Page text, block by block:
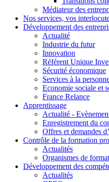
Médiateur des
Nos services, vos
Développement des
Actualité
Industrie du futur
Innovation
Référent Unique
Sécurité économique
Services à la
Economie sociale et
France Relance
Apprentissage
Actualité -
Enregistrement du
Offres et demandes
Contrôle de la formation
Actualités
Organismes de
Développement des
Actualités